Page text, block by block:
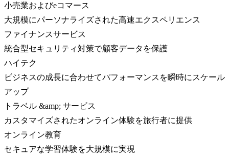
小売業およびeコマース
大規模にパーソナライズされた高速エクスペリエンス
ファイナンスサービス
統合型セキュリティ対策で顧客データを保護
ハイテク
ビジネスの成長に合わせてパフォーマンスを瞬時にスケール
アップ
トラベル &amp; サービス
カスタマイズされたオンライン体験を旅行者に提供
オンライン教育
セキュアな学習体験を大規模に実現